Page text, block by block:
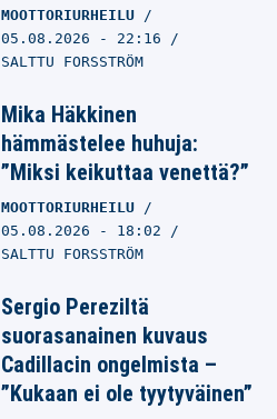
MOOTTORIURHEILU
05.08.2026 - 22:16
SALTTU FORSSTRÖM
Mika Häkkinen
hämmästelee huhuja:
”Miksi keikuttaa venettä?”
MOOTTORIURHEILU
05.08.2026 - 18:02
SALTTU FORSSTRÖM
Sergio Pereziltä
suorasanainen kuvaus
Cadillacin ongelmista –
”Kukaan ei ole tyytyväinen”